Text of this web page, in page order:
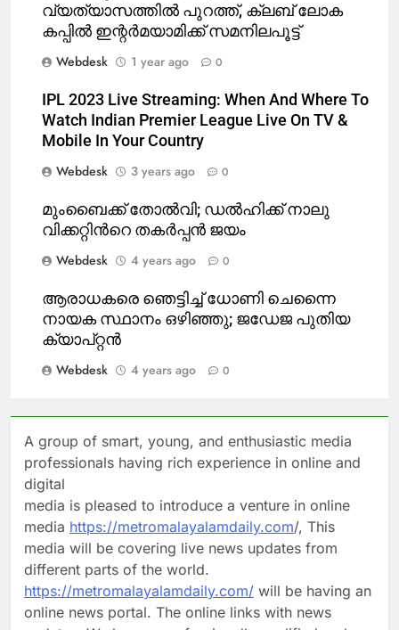
വ്യത്യാസത്തില്‍ പുറത്ത്, ക്ലബ് ലോക
കപ്പില്‍ ഇന്റര്‍മയാമിക്ക് സമനിലപൂട്ട്
Webdesk
1 year ago 0
IPL 2023 Live Streaming: When And Where To
Watch Indian Premier League Live On TV &
Mobile In Your Country
Webdesk
3 years ago 0
മുംബൈക്ക് തോൽവി; ഡല്‍ഹിക്ക് നാലു
വിക്കറ്റിന്‍റെ തകര്‍പ്പന്‍ ജയം
Webdesk
4 years ago 0
ആരാധകരെ ഞെട്ടിച്ച് ധോണി ചെന്നൈ
നായക സ്ഥാനം ഒഴിഞ്ഞു; ജഡേജ പുതിയ
ക്യാപ്റ്റൻ
Webdesk
4 years ago 0
A group of smart, young, and enthusiastic media
professionals having rich experience in online and
digital
media is pleased to introduce a venture in online
media https://metromalayalamdaily.com/, This
media will be covering live news updates from
different parts of the world.
https://metromalayalamdaily.com/ will be having an
online news portal. The online links with news